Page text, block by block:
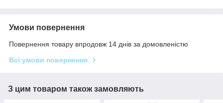
Умови повернення
Повернення товару впродовж 14 днів за домовленістю
Всі умови повернення
З цим товаром також замовляють